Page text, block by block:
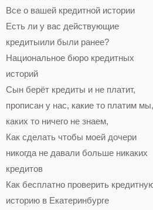
Все о вашей кредитной истории
Есть ли у вас действующие
кредитыили были ранее?
Национальное бюро кредитных
историй
Сын берёт кредиты и не платит,
прописан у нас, какие то платим
каких то ничего не знаем,
Как сделать чтобы моей дочери
никогда не давали больше никаких
кредитов
Как бесплатно проверить
историю в Екатеринбурге